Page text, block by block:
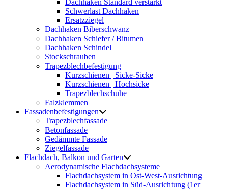
Dachhaken Standard verstärkt
Schwerlast Dachhaken
Ersatzziegel
Dachhaken Biberschwanz
Dachhaken Schiefer / Bitumen
Dachhaken Schindel
Stockschrauben
Trapezblechbefestigung
Kurzschienen | Sicke-Sicke
Kurzschienen | Hochsicke
Trapezblechschuhe
Falzklemmen
Fassadenbefestigungen
Trapezblechfassade
Betonfassade
Gedämmte Fassade
Ziegelfassade
Flachdach, Balkon und Garten
Aerodynamische Flachdachsysteme
Flachdachsystem in Ost-West-Ausrichtung
Flachdachsystem in Süd-Ausrichtung (1er